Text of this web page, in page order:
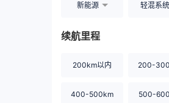
新能源 轻混系统
续航里程
200km以内 200-
400-500km 500-